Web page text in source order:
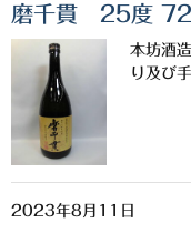
希少焼酎
季節限定品
セット商品
リキュール
ウヰスキー
磨千貫 25度
本坊酒
り及び
2023年8月11日